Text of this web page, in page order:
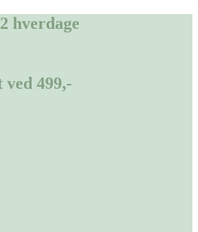
hverdage
499,-